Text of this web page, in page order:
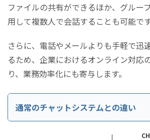
使いやすさ・操作性
外部連携(LINE連携)
サポートの充実度
セキュリティ対策
費用対効果
ツールに求める要素に優先順位を明確にし
目的別おすすめビジネスチャットツー
業務負担、人件費の削減に活用したい場合
顧客満足度の向上に役立てたい場合
ファイルの共有ができるほか、グルー
用して複数人で会話することも可能です
さらに、電話やメールよりも手軽で迅
るため、企業におけるオンライン対応
り、業務効率化にも寄与します。
通常のチャットシステムとの違い